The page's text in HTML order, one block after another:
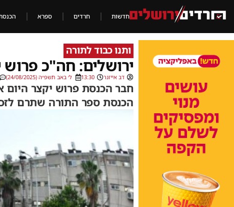
חדשות חרדים ספרא
ותנו כבוד לתורה
ירושלים: חה"כ פרוש
דב אייזנר 13:30 ל׳ באב תשפ״ה (24/08/2025)
חבר הכנסת פרוש יקצר
הכנסת ספר התורה שתרם